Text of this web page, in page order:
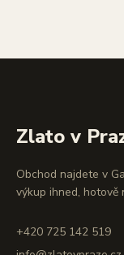
Zlato v
Obchod najdete v
výkup ihned, hotově
+420 725 142 519